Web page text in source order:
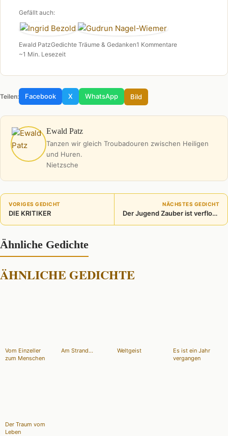
Gefällt auch:
Ewald PatzGedichte Träume & Gedanken1 Kommentare
~1 Min. Lesezeit
Teilen: Facebook X WhatsApp Bild
Ewald Patz
Tanzen wir gleich Troubadouren zwischen Heiligen
und Huren.
Nietzsche
VORIGES GEDICHT
DIE KRITIKER
NÄCHSTES GEDICHT
Der Jugend Zauber ist verflogen
Ähnliche Gedichte
ÄHNLICHE GEDICHTE
Vom Einzeller
zum Menschen
Am Strand... Weltgeist
Es ist ein Jahr
vergangen
Der Traum vom
Leben